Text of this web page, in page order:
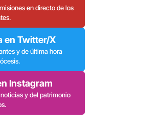
en directo de los
en Twitter/X
y de última hora
Instagram
y del patrimonio